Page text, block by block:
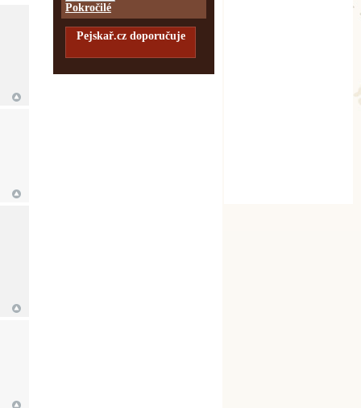
Pokročilé
Pejskař.cz doporučuje